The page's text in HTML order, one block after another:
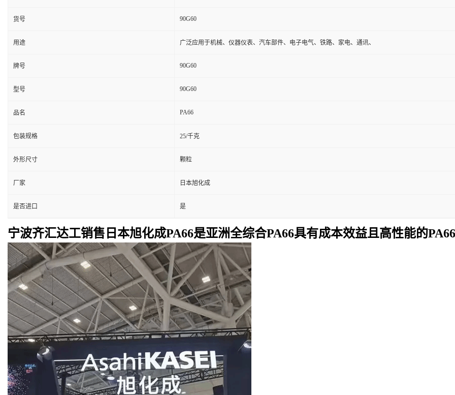
货号 90G60
用途 广泛应用于机械、仪器仪表、汽车部件、电子电气、铁路、家电、通讯、
牌号 90G60
型号 90G60
品名 PA66
包装规格 25/千克
外形尺寸 颗粒
厂家 日本旭化成
是否进口 是
宁波齐汇达工销售日本旭化成PA66是亚洲全综合PA66具有成本效益且高性能的